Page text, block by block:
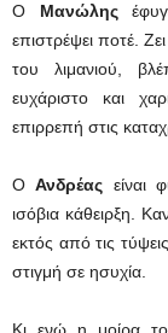
Ο Μανώλης
επιστρέψει ποτέ.
του λιμανιού,
ευχάριστο και
επιρρεπή στις
ΟΑνδρέας είναι
ισόβια κάθειρξη.
εκτός από τις
στιγμή σε ησυχία.